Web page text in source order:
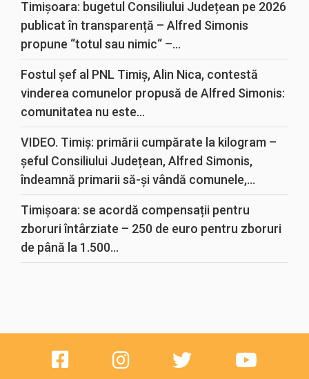
Timișoara: bugetul Consiliului Județean pe 2026
publicat în transparență – Alfred Simonis
propune “totul sau nimic“ –...
Fostul șef al PNL Timiș, Alin Nica, contestă
vinderea comunelor propusă de Alfred Simonis:
comunitatea nu este...
VIDEO. Timiș: primării cumpărate la kilogram –
șeful Consiliului Județean, Alfred Simonis,
îndeamnă primarii să-și vândă comunele,...
Timișoara: se acordă compensații pentru
zboruri întârziate – 250 de euro pentru zboruri
de până la 1.500...